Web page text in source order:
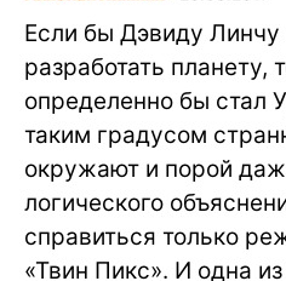
Если бы Дэвиду Линчу
разработать планету,
определенно бы стал
таким градусом
окружают и порой
логического
справиться только
«Твин Пикс». И одна